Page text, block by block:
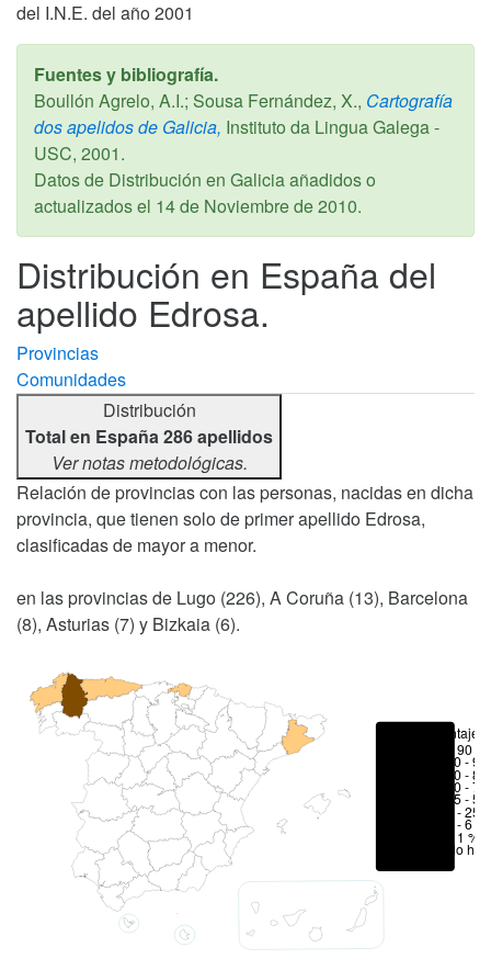
del I.N.E. del año 2001
Fuentes y bibliografía.
Boullón Agrelo, A.I.; Sousa Fernández, X., Cartografía
dos apelidos de Galicia, Instituto da Lingua Galega -
USC, 2001.
Datos de Distribución en Galicia añadidos o
actualizados el 14 de Noviembre de 2010.
Distribución en España del
apellido Edrosa.
Provincias
Comunidades
Distribución
Total en España 286 apellidos
Ver notas metodológicas.
Relación de provincias con las personas, nacidas en dicha
provincia, que tienen solo de primer apellido Edrosa,
clasificadas de mayor a menor.
en las provincias de Lugo (226), A Coruña (13), Barcelona
(8), Asturias (7) y Bizkaia (6).
Porcentajes
> 90 %
80 -
70 -
50 -
25 -
6 - 25
1 - 6 %
< 1 %
No hay